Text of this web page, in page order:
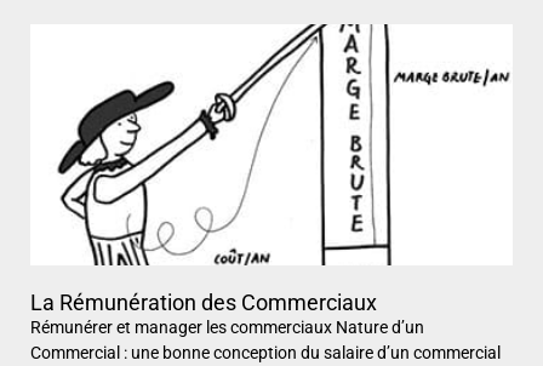
La Rémunération des Commerciaux
Rémunérer et manager les commerciaux Nature d’un
Commercial : une bonne conception du salaire d’un commercial